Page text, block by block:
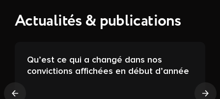
Actualités & publications
Qu’est ce qui a changé dans nos
convictions affichées en début d’année